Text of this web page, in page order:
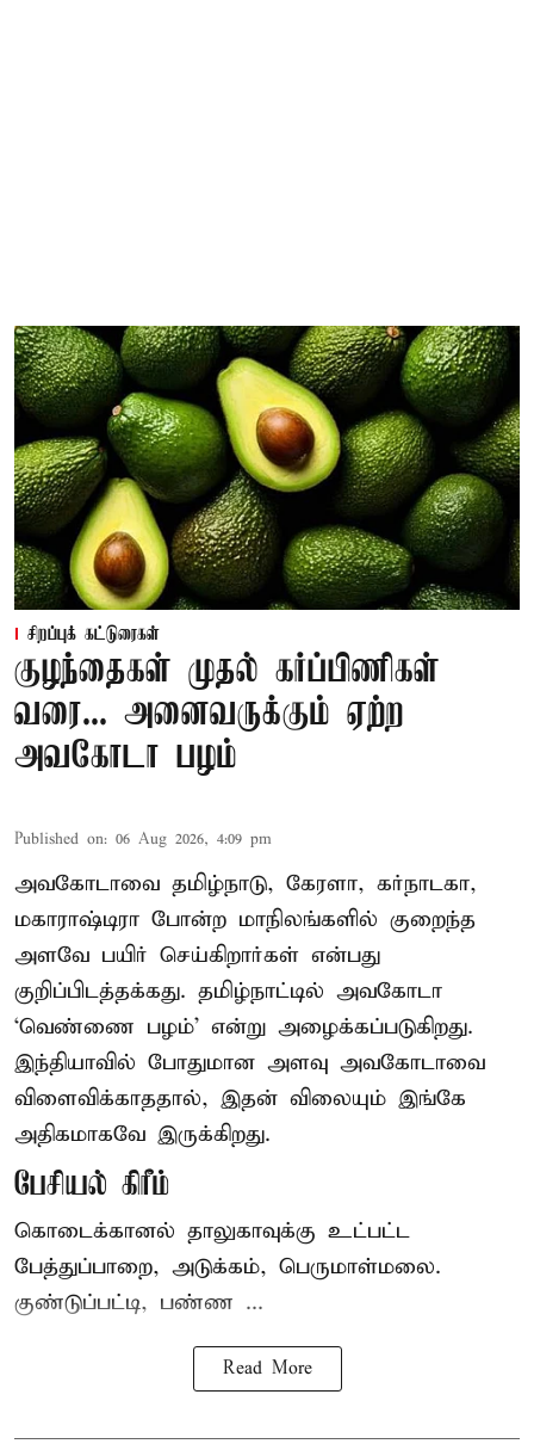
சிறப்புக் கட்டுரைகள்
குழந்தைகள் முதல் கர்ப்பிணிகள்
வரை... அனைவருக்கும் ஏற்ற
அவகோடா பழம்
Published on: 06 Aug 2026, 4:09 pm
அவகோடாவை தமிழ்நாடு, கேரளா, கர்நாடகா,
மகாராஷ்டிரா போன்ற மாநிலங்களில் குறைந்த
அளவே பயிர் செய்கிறார்கள் என்பது
குறிப்பிடத்தக்கது. தமிழ்நாட்டில் அவகோடா
‘வெண்ணை பழம்’ என்று அழைக்கப்படுகிறது.
இந்தியாவில் போதுமான அளவு அவகோடாவை
விளைவிக்காததால், இதன் விலையும் இங்கே
அதிகமாகவே இருக்கிறது.
பேசியல் கிரீம்
கொடைக்கானல் தாலுகாவுக்கு உட்பட்ட
பேத்துப்பாறை, அடுக்கம், பெருமாள்மலை.
குண்டுப்பட்டி, பண்ண ...
Read More